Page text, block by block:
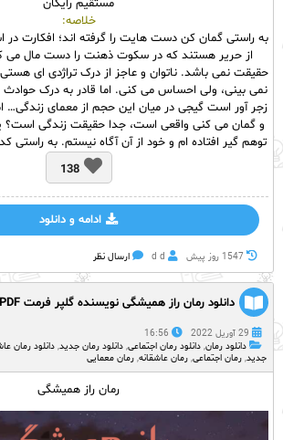
مستقیم رایگان
خلاصه:
به راستی گمان کن دست هایت را گرفته اند؛ افکارت در
از حریر هستند که در سکوت ذهنت را دست مال می
حقیقت نمی باشد. ناتوان و عاجز از درک تراژدی ای
نمی بینی، ولی احساس می کنی. اما قادر به درک
زجر آور است گیجی در میان این حجم از معمای زندگی…
و گمان می کنی واقعی است، جدا حقیقت زندگی است؟
توهم گیر افتاده ام و خود از آن آگاه نیستم. به
138
ادامه و دانلود
1547 روز پيش d d ارسال نظر
دانلود رمان راز همیشگی نویسنده گلپر فرمت PDF با لینک مستقیم
29 آوریل 2022
16:56
دانلود رمان, دانلود رمان اجتماعی, دانلود رمان جدید, دانلود رمان
جدید, رمان اجتماعی, رمان عاشقانه, رمان معمایی
رمان راز همیشگی